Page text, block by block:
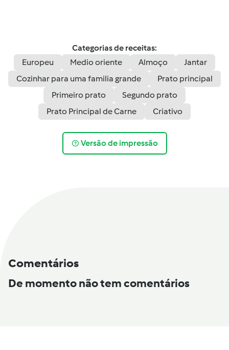
Categorias de receitas:
Europeu
Medio oriente Almoço
Jantar
Cozinhar para uma familia grande
Prato principal
Primeiro prato
Segundo prato
Prato Principal de Carne
Criativo
Versão de impressão
Comentários
De momento não tem comentários